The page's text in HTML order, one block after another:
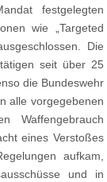
festgelegten
wie „Targeted
Die
seit über 25
die Bundeswehr
alle vorgegebenen
Waffengebrauch
eines Verstoßes
aufkam,
und in